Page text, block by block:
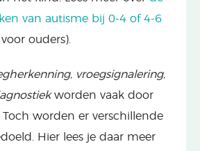
van autisme bij 0-4 of 4-6
ouders).
vroegsignalering,
worden vaak door
worden er verschillende
Hier lees je daar meer